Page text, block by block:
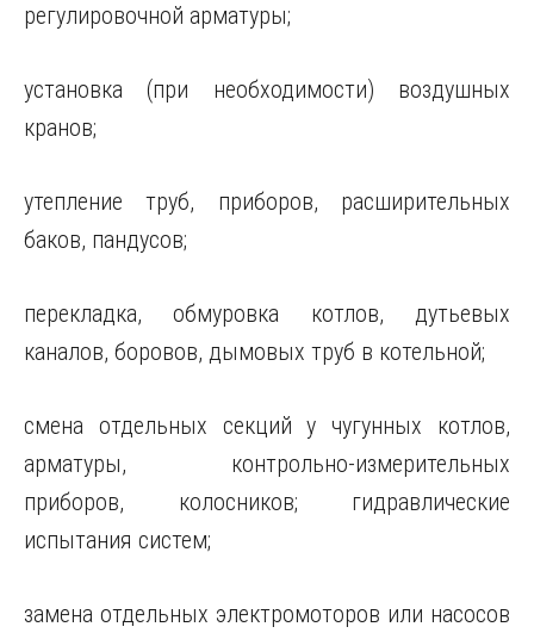
регулировочной арматуры;
установка (при необходимости) воздушных
кранов;
утепление труб, приборов, расширительных
баков, пандусов;
перекладка, обмуровка котлов, дутьевых
каналов, боровов, дымовых труб в котельной;
смена отдельных секций у чугунных котлов,
арматуры, контрольно-измерительных
приборов, колосников; гидравлические
испытания систем;
замена отдельных электромоторов или насосов